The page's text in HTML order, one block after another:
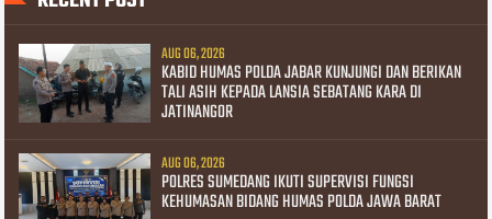
AUG 06, 2026
KABID HUMAS POLDA JABAR KUNJUNGI DAN BERIKAN
TALI ASIH KEPADA LANSIA SEBATANG KARA DI
JATINANGOR
AUG 06, 2026
POLRES SUMEDANG IKUTI SUPERVISI FUNGSI
KEHUMASAN BIDANG HUMAS POLDA JAWA BARAT